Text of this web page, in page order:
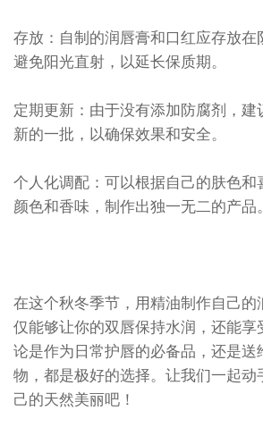
存放：自制的润唇膏和口红应存放在
避免阳光直射，以延长保质期。
定期更新：由于没有添加防腐剂，
新的一批，以确保效果和安全。
个人化调配：可以根据自己的肤色和
颜色和香味，制作出独一无二的产品。
在这个秋冬季节，用精油制作自己的
仅能够让你的双唇保持水润，还能
论是作为日常护唇的必备品，还是送
物，都是极好的选择。让我们一起动
己的天然美丽吧！